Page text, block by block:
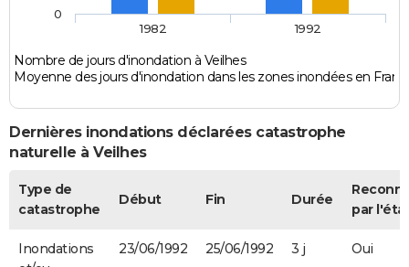
Nombre de jours d'inondation à Veilhes
Moyenne des jours d'inondation dans les zones inondées en
1982 1992
0
Dernières inondations déclarées catastrophe
naturelle à Veilhes
Type de
catastrophe
Début Fin Durée
par
Inondations
23/06/1992 25/06/1992 3 j Oui